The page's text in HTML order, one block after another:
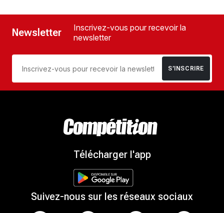
Newsletter
Inscrivez-vous pour recevoir la
newsletter
S’INSCRIRE
Télécharger l'app
Suivez-nous sur les réseaux sociaux